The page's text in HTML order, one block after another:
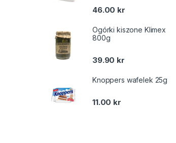
46.00 kr
Ogórki kiszone Klimex
800g
39.90 kr
Knoppers wafelek 25g
11.00 kr